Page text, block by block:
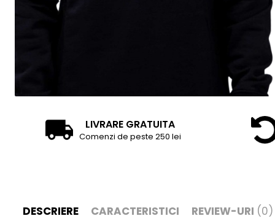
LIVRARE GRATUITA
Comenzi de peste 250 lei
DESCRIERE CARACTERISTICI REVIEW-URI (0)